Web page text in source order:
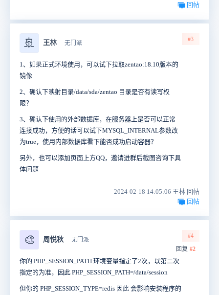
回帖
🚢 王林 无门派
#3
1、如果正式环境使用，可以试下拉取zentao:18.10版本的
镜像
2、确认下映射目录/data/sda/zentao 目录是否有读写权
限？
3、确认下使用的外部数据库，在服务器上是否可以正常
连接成功，方便的话可以试下MYSQL_INTERNAL参数改
为true，使用内部数据库看下能否成功启动容器？
另外，也可以添加页面上方QQ，邀请进群后截图咨询下具
体问题
2024-02-18 14:05:06 王林 回帖
回帖
🎨 周悦秋 无门派
#4
回复 #2
你的 PHP_SESSION_PATH 环境变量指定了2次，以第二次
指定的为准，因此 PHP_SESSION_PATH=/data/session
但你的 PHP_SESSION_TYPE=redis 因此 会影响安装程序的